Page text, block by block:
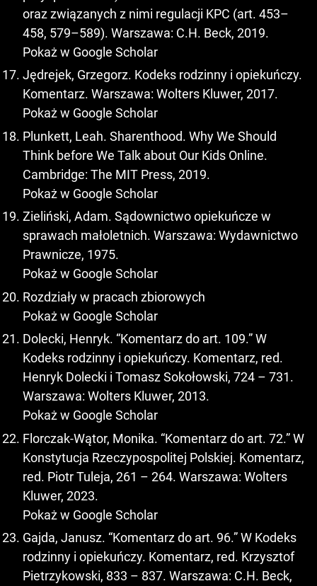
oraz związanych z nimi regulacji KPC (art. 453–
458, 579–589). Warszawa: C.H. Beck, 2019.
Pokaż w Google Scholar
Jędrejek, Grzegorz. Kodeks rodzinny i opiekuńczy.
Komentarz. Warszawa: Wolters Kluwer, 2017.
Pokaż w Google Scholar
Plunkett, Leah. Sharenthood. Why We Should
Think before We Talk about Our Kids Online.
Cambridge: The MIT Press, 2019.
Pokaż w Google Scholar
Zieliński, Adam. Sądownictwo opiekuńcze w
sprawach małoletnich. Warszawa: Wydawnictwo
Prawnicze, 1975.
Pokaż w Google Scholar
Rozdziały w pracach zbiorowych
Pokaż w Google Scholar
Dolecki, Henryk. “Komentarz do art. 109.” W
Kodeks rodzinny i opiekuńczy. Komentarz, red.
Henryk Dolecki i Tomasz Sokołowski, 724 – 731.
Warszawa: Wolters Kluwer, 2013.
Pokaż w Google Scholar
Florczak-Wątor, Monika. “Komentarz do art. 72.” W
Konstytucja Rzeczypospolitej Polskiej. Komentarz,
red. Piotr Tuleja, 261 – 264. Warszawa: Wolters
Kluwer, 2023.
Pokaż w Google Scholar
Gajda, Janusz. “Komentarz do art. 96.” W Kodeks
rodzinny i opiekuńczy. Komentarz, red. Krzysztof
Pietrzykowski, 833 – 837. Warszawa: C.H. Beck,